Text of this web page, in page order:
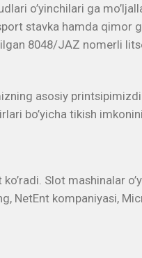
o’yinchilari ga
stavka hamda qimor
8048/JAZ nomerli
asosiy
bo’yicha tikish
Slot mashinalar
NetEnt kompaniyasi,